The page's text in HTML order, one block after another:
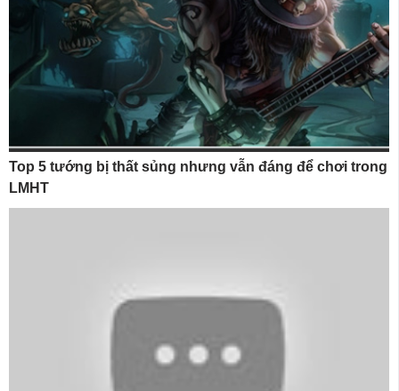
Top 5 tướng bị thất sủng nhưng vẫn đáng để chơi trong
LMHT